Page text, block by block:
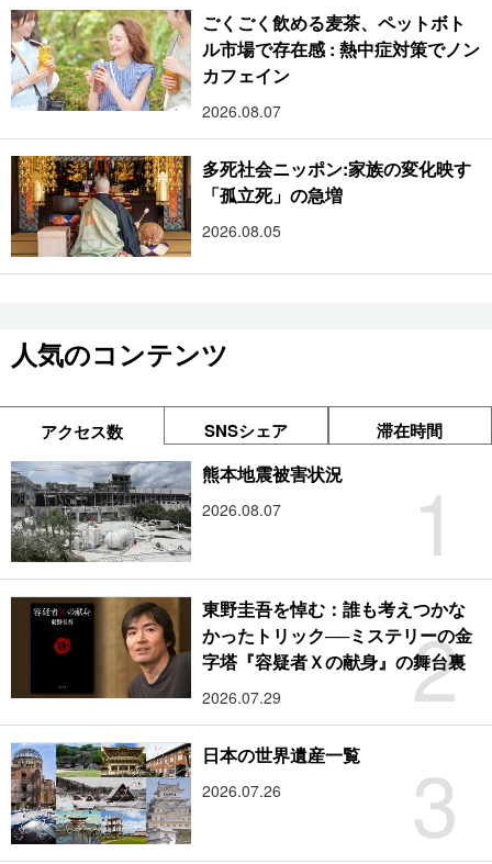
ごくごく飲める麦茶、ペットボト
ル市場で存在感 : 熱中症対策でノン
カフェイン
2026.08.07
多死社会ニッポン:家族の変化映す
「孤立死」の急増
2026.08.05
人気のコンテンツ
アクセス数 SNSシェア 滞在時間
1
熊本地震被害状況
2026.08.07
2
東野圭吾を悼む：誰も考えつかな
かったトリック──ミステリーの金
字塔『容疑者Ｘの献身』の舞台裏
2026.07.29
3
日本の世界遺産一覧
2026.07.26